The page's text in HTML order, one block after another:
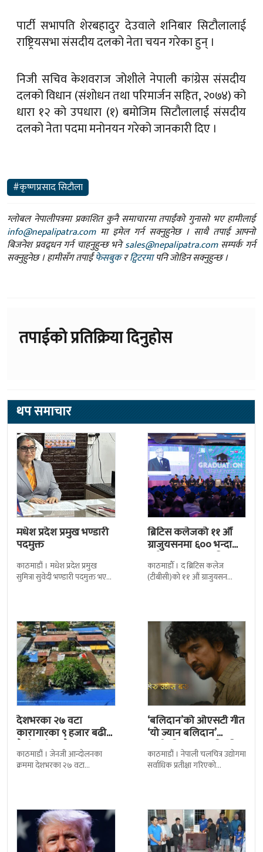
पार्टी सभापति शेरबहादुर देउवाले शनिबार सिटौलालाई
राष्ट्रियसभा संसदीय दलको नेता चयन गरेका हुन् ।
निजी सचिव केशवराज जोशीले नेपाली कांग्रेस संसदीय
दलको विधान (संशोधन तथा परिमार्जन सहित, २०७४) को
धारा १२ को उपधारा (१) बमोजिम सिटौलालाई संसदीय
दलको नेता पदमा मनोनयन गरेको जानकारी दिए ।
#कृष्णप्रसाद सिटौला
ग्लोबल नेपालीपत्रमा प्रकाशित कुनै समाचारमा तपाईंको गुनासो भए हामीलाई
info@nepalipatra.comमा इमेल गर्न सक्नुहुनेछ । साथै तपाई आफ्नो
बिजनेश प्रवद्र्धन गर्न चाहनुहुन्छ भनेsales@nepalipatra.comसम्पर्क गर्न
सक्नुहुनेछ । हामीसँग तपाईंफेसबुकरट्विटरमापनि जोडिन सक्नुहुन्छ ।
तपाईको प्रतिक्रिया दिनुहोस
थप समाचार
मधेश प्रदेश प्रमुख भण्डारी
पदमुक्त
काठमाडौं । मधेश प्रदेश प्रमुख
सुमित्रा सुवेदी भण्डारी पदमुक्त भएकी
ब्रिटिस कलेजको ११ औँ
ग्राजुयसनमा ६०० भन्दा
बढी ग्राजुयट सम्मानित
काठमाडौँ । द ब्रिटिस कलेज
(टीबीसी)को ११ औं ग्राजुयसन
देशभरका २७ वटा
कारागारका ९ हजार बढी
कैदीबन्दी अझै फरार
काठमाडौं । जेनजी आन्दोलनका
क्रममा देशभरका २७ वटा
‘बलिदान’को ओएसटी गीत
‘यो ज्यान बलिदान’
सार्वजनिक, मातृभूमिप्रति
पुत्रको भावनात्मक…
काठमाडौं । नेपाली चलचित्र उद्योगमा
सर्वाधिक प्रतीक्षा गरिएको